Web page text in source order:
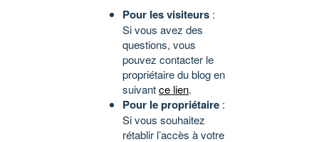
Pour les visiteurs :
Si vous avez des
questions, vous
pouvez contacter le
propriétaire du blog en
suivantce lien.
Pour le propriétaire :
Si vous souhaitez
rétablir l’accès à votre